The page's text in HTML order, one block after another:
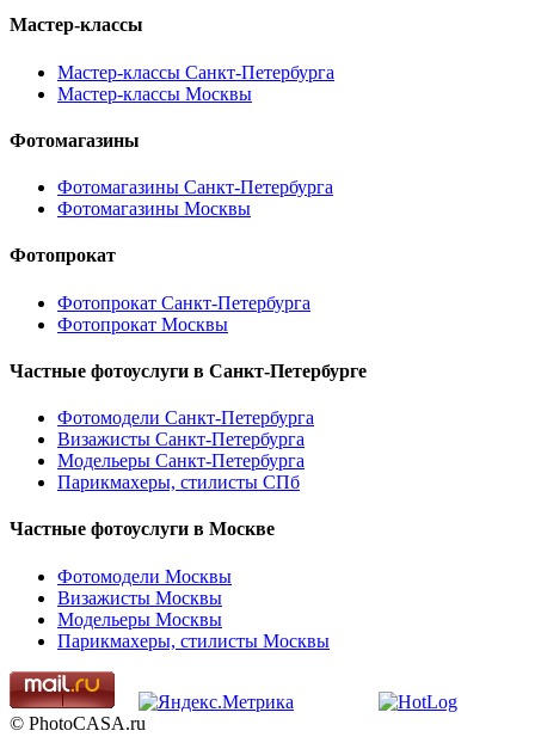
Мастер-классы
Мастер-классы Санкт-Петербурга
Мастер-классы Москвы
Фотомагазины
Фотомагазины Санкт-Петербурга
Фотомагазины Москвы
Фотопрокат
Фотопрокат Санкт-Петербурга
Фотопрокат Москвы
Частные фотоуслуги в Санкт-Петербурге
Фотомодели Санкт-Петербурга
Визажисты Санкт-Петербурга
Модельеры Санкт-Петербурга
Парикмахеры, стилисты СПб
Частные фотоуслуги в Москве
Фотомодели Москвы
Визажисты Москвы
Модельеры Москвы
Парикмахеры, стилисты Москвы
© PhotoCASA.ru